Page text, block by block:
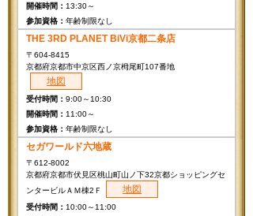
13:30～
年齢制限なし
THE 3RD PLANET BiVi京都二条店
〒604-8415
京都府京都市中京区西ノ京栂尾町107番地
地図
9:00～10:30
11:00～
年齢制限なし
セガワールド六地蔵
〒612-8002
京都府京都市伏見区桃山町山ノ下32京都ショッピングセ
ンタービルＡＭ棟2Ｆ
地図
10:00～11:00